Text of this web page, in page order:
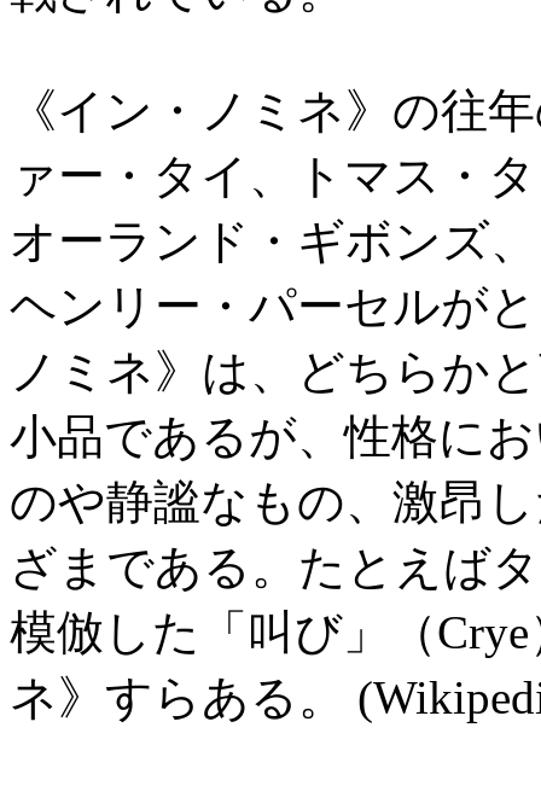
《イン・ノミネ》の往
ァー・タイ、トマス・
オーランド・ギボンズ
ヘンリー・パーセルが
ノミネ》は、どちらか
小品であるが、性格に
のや静謐なもの、激昂
ざまである。たとえば
模倣した「叫び」（
ネ》すらある。